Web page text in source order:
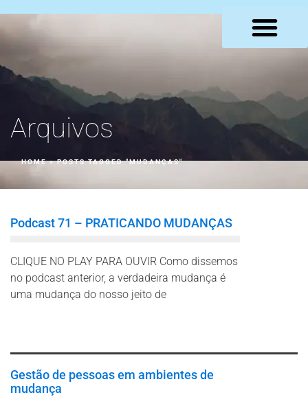
Arquivos
HOME»POSTS TAGGED "MUDANÇAS"
Podcast 71 – PRATICANDO MUDANÇAS
CLIQUE NO PLAY PARA OUVIR Como dissemos
no podcast anterior, a verdadeira mudança é
uma mudança do nosso jeito de
Gestão de pessoas em ambientes de
mudança